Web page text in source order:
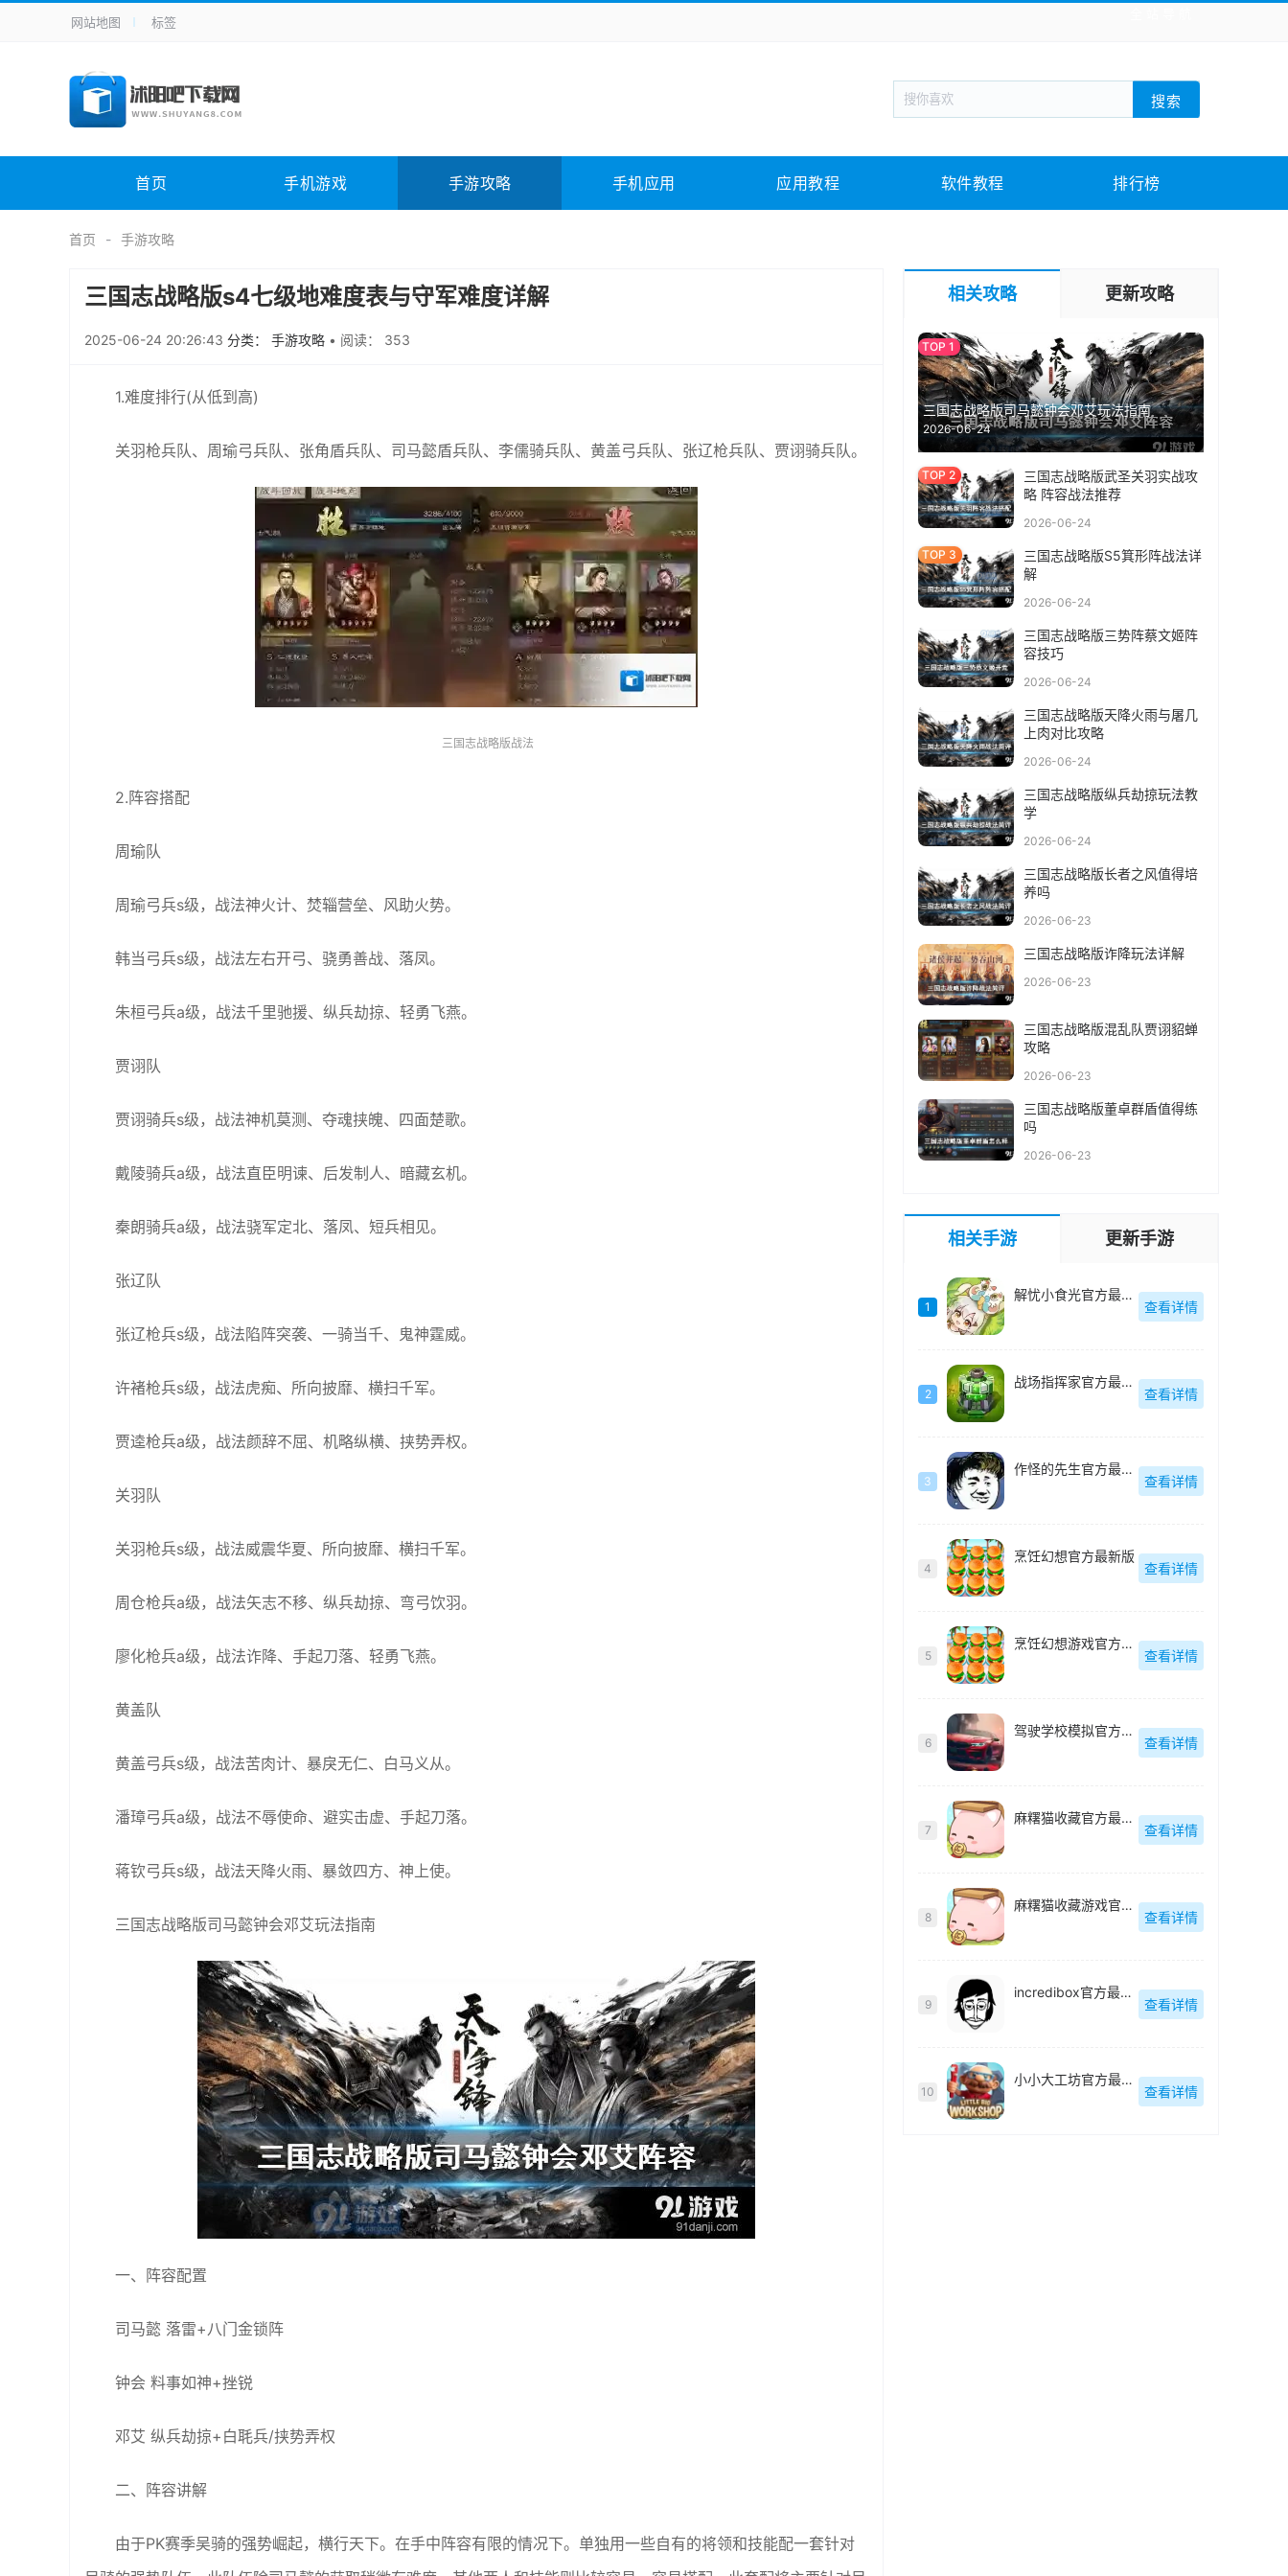
手机应用 新闻阅读 旅游出行 生活实用
手机游戏 H5游戏 回合网游 战棋游戏 枪战射击
电脑软件 其它类别 图形软件 安全相关 应用软件 影音软件 插件下载 教育教学 游戏娱乐 系统软件 素材下载
未分类 综合其它
网站地图 标签
搜索
首页 手机游戏 手游攻略 手机应用 应用教程 软件教程 排行榜
首页 手游攻略
三国志战略版s4七级地难度表与守军难度详解
2025-06-24 20:26:43 分类： 手游攻略 • 阅读： 353
1.难度排行(从低到高)
关羽枪兵队、周瑜弓兵队、张角盾兵队、司马懿盾兵队、李儒骑兵队、黄盖弓兵队、张辽枪兵队、贾诩骑兵队。
三国志战略版战法
2.阵容搭配
周瑜队
周瑜弓兵s级，战法神火计、焚辎营垒、风助火势。
韩当弓兵s级，战法左右开弓、骁勇善战、落凤。
朱桓弓兵a级，战法千里驰援、纵兵劫掠、轻勇飞燕。
贾诩队
贾诩骑兵s级，战法神机莫测、夺魂挟魄、四面楚歌。
戴陵骑兵a级，战法直臣明谏、后发制人、暗藏玄机。
秦朗骑兵a级，战法骁军定北、落凤、短兵相见。
张辽队
张辽枪兵s级，战法陷阵突袭、一骑当千、鬼神霆威。
许褚枪兵s级，战法虎痴、所向披靡、横扫千军。
贾逵枪兵a级，战法颜辞不屈、机略纵横、挟势弄权。
关羽队
关羽枪兵s级，战法威震华夏、所向披靡、横扫千军。
周仓枪兵a级，战法矢志不移、纵兵劫掠、弯弓饮羽。
廖化枪兵a级，战法诈降、手起刀落、轻勇飞燕。
黄盖队
黄盖弓兵s级，战法苦肉计、暴戾无仁、白马义从。
潘璋弓兵a级，战法不辱使命、避实击虚、手起刀落。
蒋钦弓兵s级，战法天降火雨、暴敛四方、神上使。
三国志战略版司马懿钟会邓艾玩法指南
一、阵容配置
司马懿 落雷+八门金锁阵
钟会 料事如神+挫锐
邓艾 纵兵劫掠+白毦兵/挟势弄权
二、阵容讲解
由于PK赛季吴骑的强势崛起，横行天下。在手中阵容有限的情况下。单独用一些自有的将领和技能配一套针对
相关攻略 更新攻略
三国志战略版司马懿钟会邓艾玩法指南
2026-06-24
三国志战略版武圣关羽实战攻
略 阵容战法推荐
2026-06-24
三国志战略版S5箕形阵战法详
解
2026-06-24
三国志战略版三势阵蔡文姬阵
容技巧
2026-06-24
三国志战略版天降火雨与屠几
上肉对比攻略
2026-06-24
三国志战略版纵兵劫掠玩法教
学
2026-06-24
三国志战略版长者之风值得培
养吗
2026-06-23
三国志战略版诈降玩法详解
2026-06-23
三国志战略版混乱队贾诩貂蝉
攻略
2026-06-23
三国志战略版董卓群盾值得练
吗
2026-06-23
相关手游 更新手游
1
解忧小食光官方最新版
查看详情
2
战场指挥家官方最新版
查看详情
3
作怪的先生官方最新版
查看详情
4
烹饪幻想官方最新版
查看详情
5
烹饪幻想游戏官方最新版
查看详情
6
驾驶学校模拟官方最新版
查看详情
7
麻糬猫收藏官方最新版
查看详情
8
麻糬猫收藏游戏官方最新版
查看详情
9
incredibox官方最新版
查看详情
10
小小大工坊官方最新版
查看详情